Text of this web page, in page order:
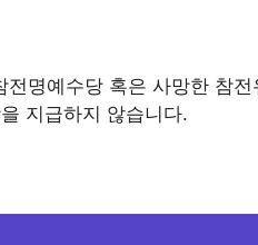
전명예수당 혹은 사망한 참
지급하지 않습니다.